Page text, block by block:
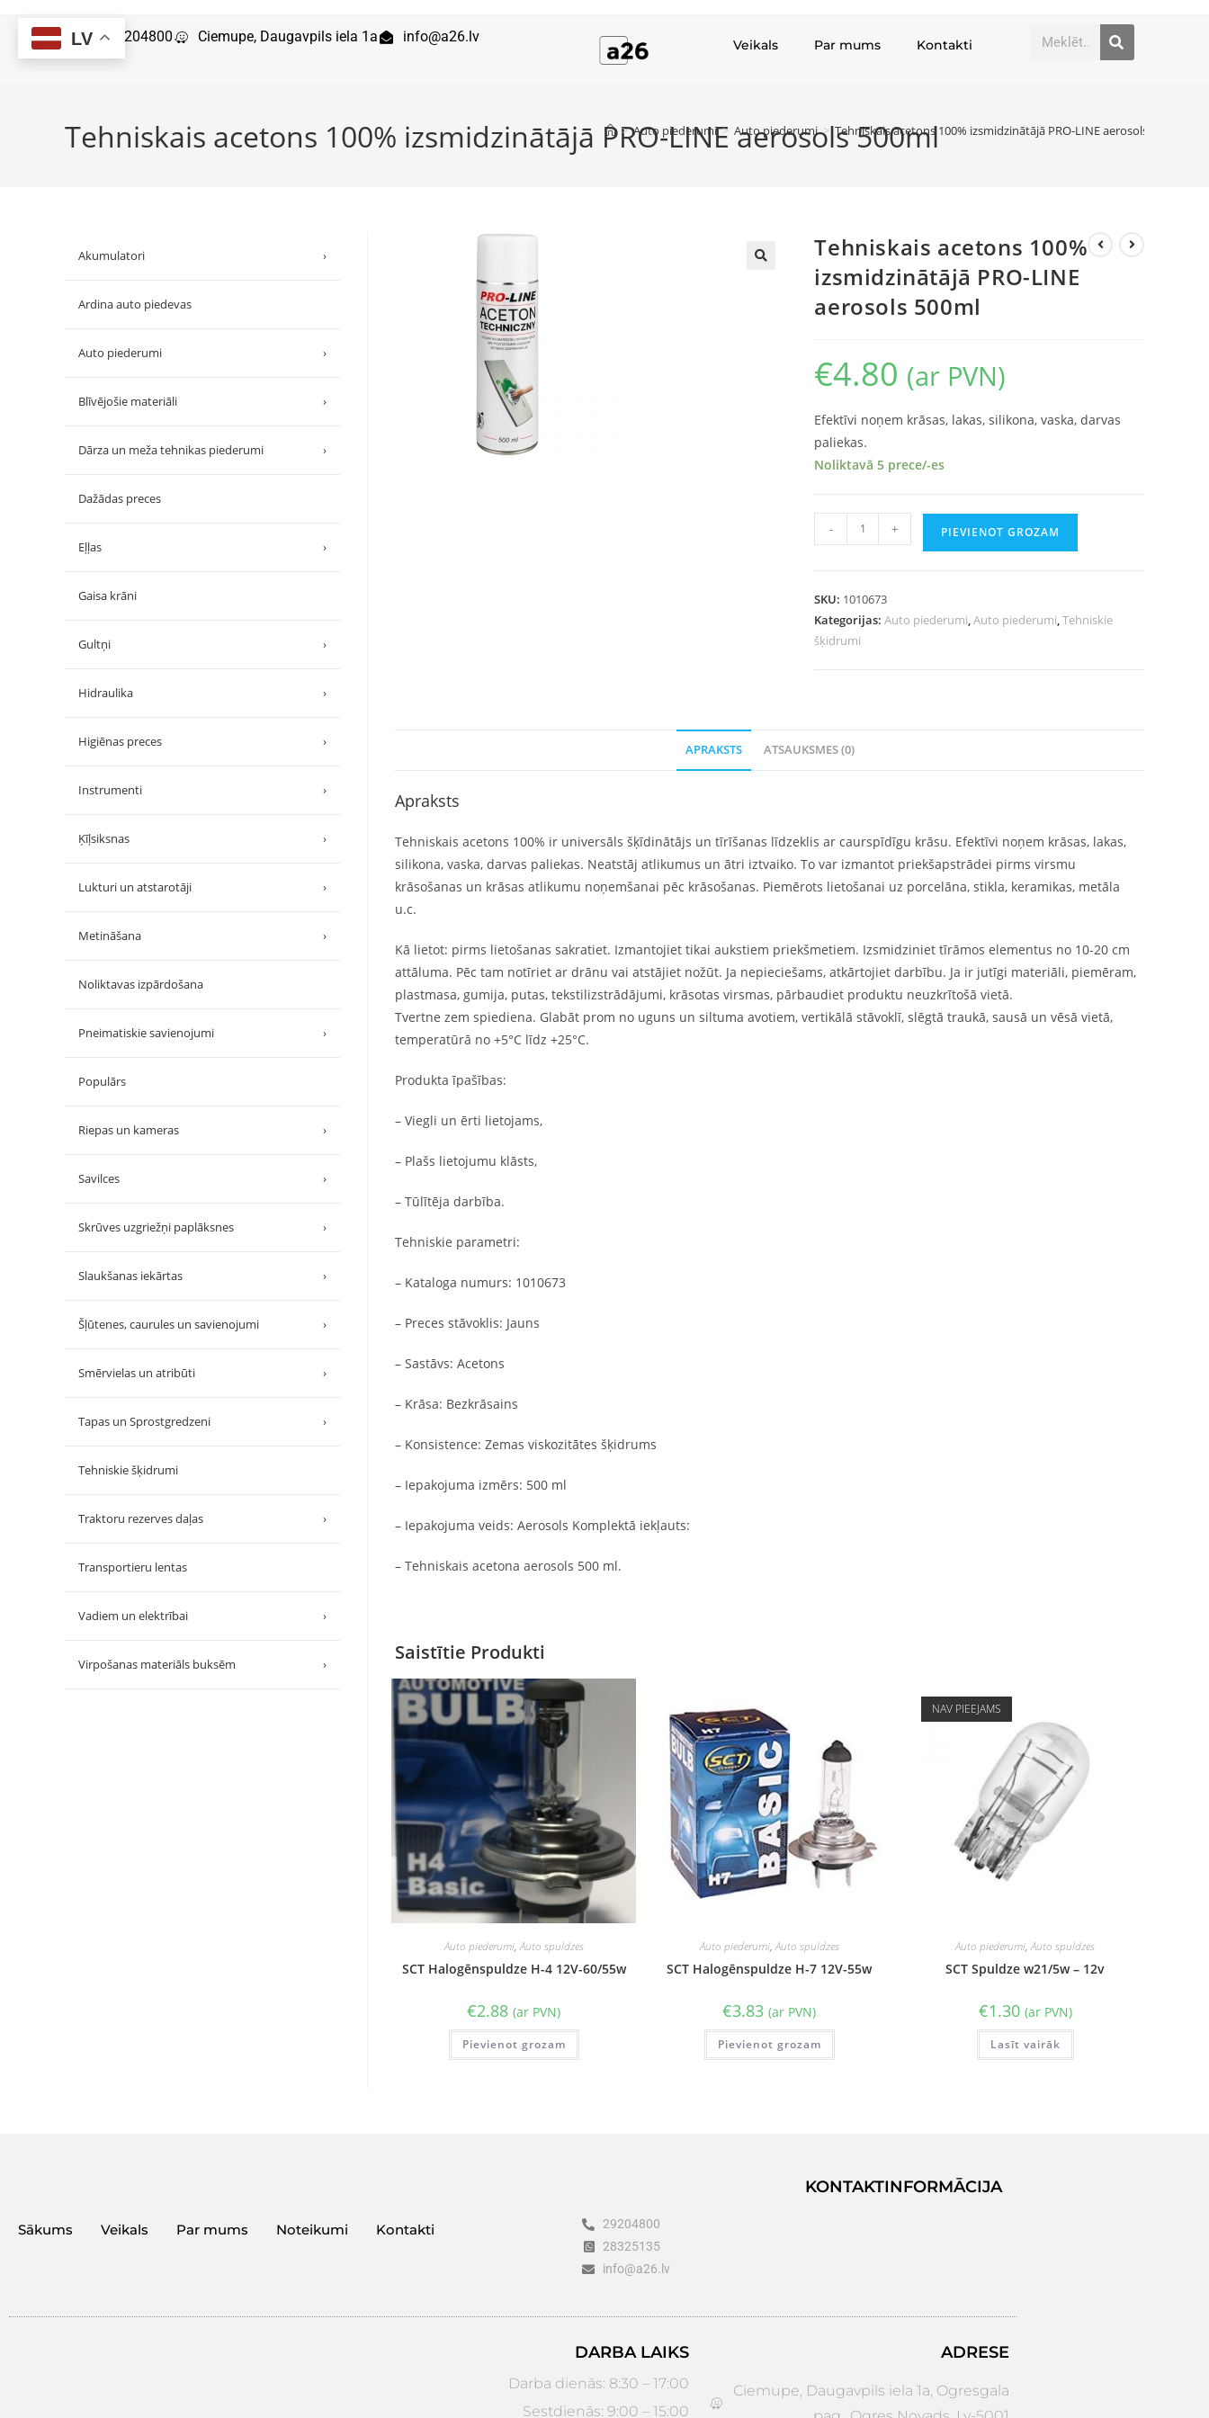
29204800 Ciemupe, Daugavpils iela 1a info@a26.lv Veikals Par mums Kontakti
Tehniskais acetons 100% izsmidzinātājā PRO-LINE aerosols 500ml
> Auto piederumi > Auto piederumi > Tehniskais acetons 100% izsmidzinātājā PRO-LINE aerosols 500ml
Tehniskais acetons 100%
izsmidzinātājā PRO-LINE
aerosols 500ml
€4.80 (ar PVN)
Efektīvi noņem krāsas, lakas, silikona, vaska, darvas
paliekas.
Noliktavā 5 prece/-es
- + PIEVIENOT GROZAM
SKU: 1010673
Kategorijas:Auto piederumi,Auto piederumi,Tehniskie
šķidrumi
APRAKSTS ATSAUKSMES (0)
Apraksts
Tehniskais acetons 100% ir universāls šķīdinātājs un tīrīšanas līdzeklis ar caurspīdīgu krāsu. Efektīvi noņem krāsas, lakas,
silikona, vaska, darvas paliekas. Neatstāj atlikumus un ātri iztvaiko. To var izmantot priekšapstrādei pirms virsmu
krāsošanas un krāsas atlikumu noņemšanai pēc krāsošanas. Piemērots lietošanai uz porcelāna, stikla, keramikas, metāla
u.c.
Kā lietot: pirms lietošanas sakratiet. Izmantojiet tikai aukstiem priekšmetiem. Izsmidziniet tīrāmos elementus no 10-20 cm
attāluma. Pēc tam notīriet ar drānu vai atstājiet nožūt. Ja nepieciešams, atkārtojiet darbību. Ja ir jutīgi materiāli, piemēram,
plastmasa, gumija, putas, tekstilizstrādājumi, krāsotas virsmas, pārbaudiet produktu neuzkrītošā vietā.
Tvertne zem spiediena. Glabāt prom no uguns un siltuma avotiem, vertikālā stāvoklī, slēgtā traukā, sausā un vēsā vietā,
temperatūrā no +5°C līdz +25°C.
Produkta īpašības:
– Viegli un ērti lietojams,
– Plašs lietojumu klāsts,
– Tūlītēja darbība.
Tehniskie parametri:
– Kataloga numurs: 1010673
– Preces stāvoklis: Jauns
– Sastāvs: Acetons
– Krāsa: Bezkrāsains
– Konsistence: Zemas viskozitātes šķidrums
– Iepakojuma izmērs: 500 ml
– Iepakojuma veids: Aerosols Komplektā iekļauts:
– Tehniskais acetona aerosols 500 ml.
Saistītie Produkti
Auto piederumi,Auto spuldzes
SCT Halogēnspuldze H-4 12V-60/55w
€2.88 (ar PVN)
Pievienot grozam
Auto piederumi,Auto spuldzes
SCT Halogēnspuldze H-7 12V-55w
€3.83 (ar PVN)
Pievienot grozam
NAV PIEEJAMS
Auto piederumi,Auto spuldzes
SCT Spuldze w21/5w – 12v
€1.30 (ar PVN)
Lasīt vairāk
Akumulatori ›
Ardina auto piedevas
Auto piederumi ›
Blīvējošie materiāli ›
Dārza un meža tehnikas piederumi ›
Dažādas preces
Eļļas ›
Gaisa krāni
Gultņi ›
Hidraulika ›
Higiēnas preces ›
Instrumenti ›
Ķīļsiksnas ›
Lukturi un atstarotāji ›
Metināšana ›
Noliktavas izpārdošana
Pneimatiskie savienojumi ›
Populārs
Riepas un kameras ›
Savilces ›
Skrūves uzgriežņi paplāksnes ›
Slaukšanas iekārtas ›
Šļūtenes, caurules un savienojumi ›
Smērvielas un atribūti ›
Tapas un Sprostgredzeni ›
Tehniskie šķidrumi
Traktoru rezerves daļas ›
Transportieru lentas
Vadiem un elektrībai ›
Virpošanas materiāls buksēm ›
Sākums Veikals Par mums Noteikumi Kontakti
KONTAKTINFORMĀCIJA
29204800
28325135
info@a26.lv
DARBA LAIKS
Darba dienās: 8:30 – 17:00
Sestdienās: 9:00 – 15:00
ADRESE
Ciemupe, Daugavpils iela 1a, Ogresgala
LV